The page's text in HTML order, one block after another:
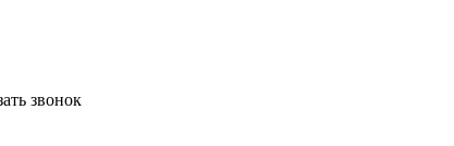
звонок